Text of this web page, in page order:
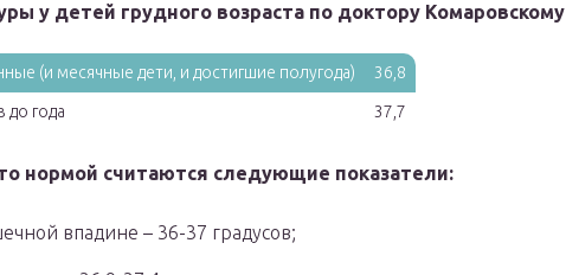
у детей грудного возраста по доктору Комаровскому
(и месячные дети, и достигшие полугода) 36,8
до года 37,7
нормой считаются следующие показатели:
впадине – 36-37 градусов;